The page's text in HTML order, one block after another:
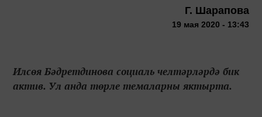
Г. Шарапова
19 мая 2020 - 13:43
Илсөя Бәдретдинова социаль челтәрләрдә бик
актив. Ул анда төрле темаларны яктырта.